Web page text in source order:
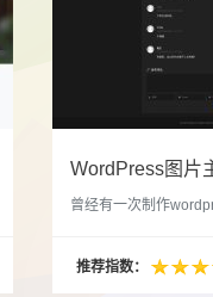
曾经有一次制作
分享站也行，说是分
推荐指数：